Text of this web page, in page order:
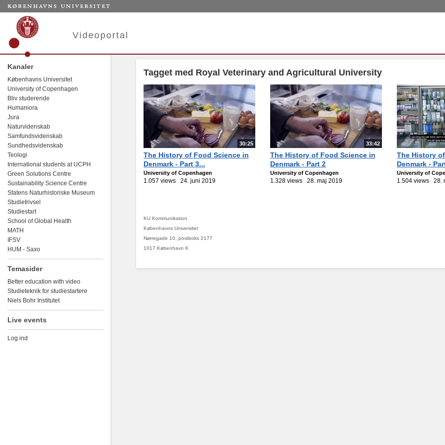
Videoportal
Kanaler
Københavns Universitet
University of Copenhagen
Bliv studerende
Humaniora
Jura
Naturvidenskab
Samfundsvidenskab
Sundhedsvidenskab
Teologi
International students at UCPH
Green Solutions Centre
Sustainability Science Centre
Statens Naturhistoriske Museum
Studietrivsel
Studiestart
School of Global Health
MATH
IFSV
HUM - Saxo
Temasider
Better education with video
Studieteknik for studiestartere
Niels Bohr Institutet
Live events
Log ind
Tagget med Royal Veterinary and Agricultural University
30:25
The History of Food Science in
Denmark - Part 3...
University of Copenhagen
1.057 views 24. juni 2019
33:42
The History of Food Science in
Denmark - Part 2
University of Copenhagen
1.328 views 28. maj 2019
The History
Denmark -
University of
1.504 views 28.
KU Kommunikation
Københavns Universitet
Nørregade 10, postboks 2177
1017 København K